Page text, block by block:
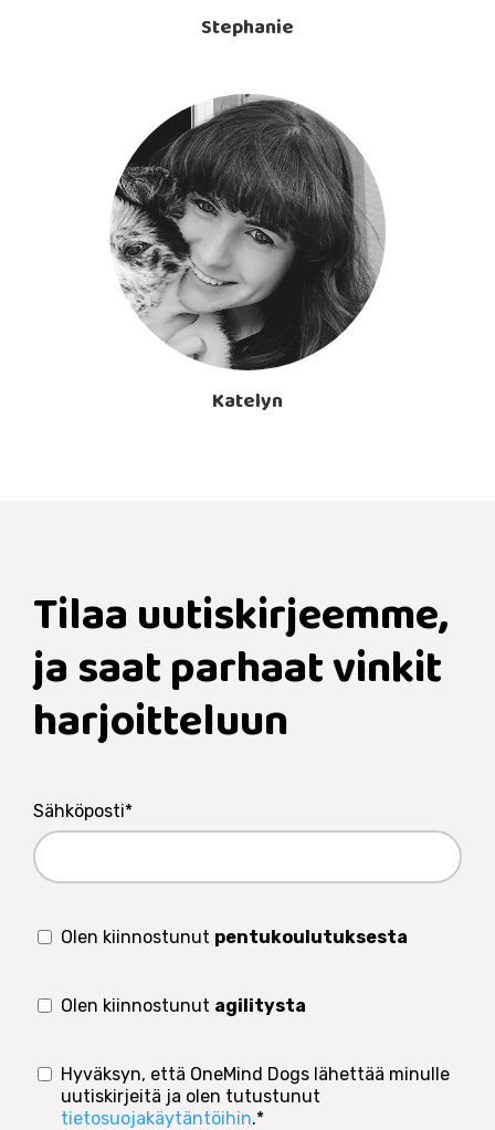
Stephanie
Katelyn
Tilaa uutis­kirjeemme,
ja saat parhaat vinkit
harjoitteluun
Sähköposti*
Olen kiinnostunut pentukoulutuksesta
Olen kiinnostunut agilitysta
Hyväksyn, että OneMind Dogs lähettää minulle
uutiskirjeitä ja olen tutustunut
tietosuojakäytäntöihin.*